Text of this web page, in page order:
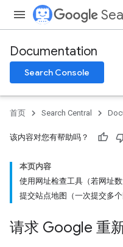
Documentation
Search Console
首页 Search Central
该内容对您有帮助吗？
本页内容
使用网址检查工具（若网址数
提交站点地图（一次提交多个
请求 Google 重